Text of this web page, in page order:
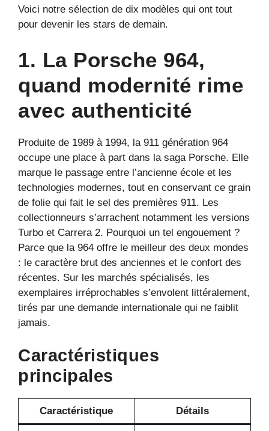
Voici notre sélection de dix modèles qui ont tout
pour devenir les stars de demain.
1. La Porsche 964,
quand modernité rime
avec authenticité
Produite de 1989 à 1994, la 911 génération 964
occupe une place à part dans la saga Porsche. Elle
marque le passage entre l’ancienne école et les
technologies modernes, tout en conservant ce grain
de folie qui fait le sel des premières 911. Les
collectionneurs s’arrachent notamment les versions
Turbo et Carrera 2. Pourquoi un tel engouement ?
Parce que la 964 offre le meilleur des deux mondes
: le caractère brut des anciennes et le confort des
récentes. Sur les marchés spécialisés, les
exemplaires irréprochables s’envolent littéralement,
tirés par une demande internationale qui ne faiblit
jamais.
Caractéristiques
principales
Caractéristique Détails